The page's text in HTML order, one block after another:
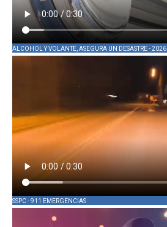
ALCOHOL Y VOLANTE, ASEGURA UN DESASTRE - 2026
SSPC - 911 EMERGENCIAS